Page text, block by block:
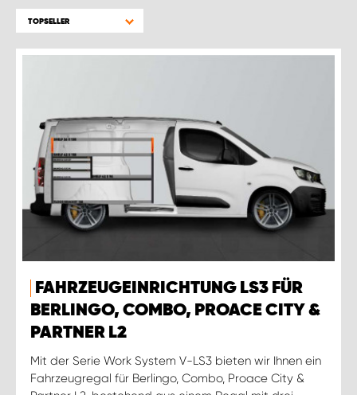
TOPSELLER
FAHRZEUGEINRICHTUNG LS3 FÜR
BERLINGO, COMBO, PROACE CITY &
PARTNER L2
Mit der Serie Work System V-LS3 bieten wir Ihnen ein
Fahrzeugregal für Berlingo, Combo, Proace City &